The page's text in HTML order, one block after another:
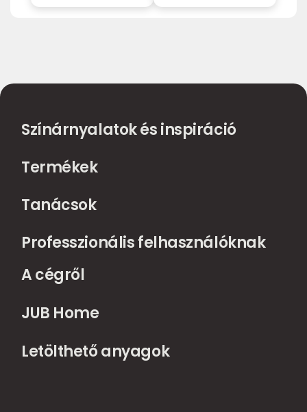
Színárnyalatok és inspiráció
Termékek
Tanácsok
Professzionális felhasználóknak
A cégről
JUB Home
Letölthető anyagok